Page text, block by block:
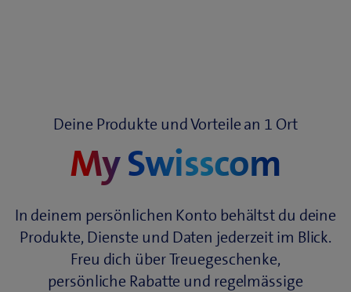
Deine Produkte und Vorteile an 1 Ort
My Swisscom
In deinem persönlichen Konto behältst du deine
Produkte, Dienste und Daten jederzeit im Blick.
Freu dich über Treuegeschenke,
persönliche Rabatte und regelmässige